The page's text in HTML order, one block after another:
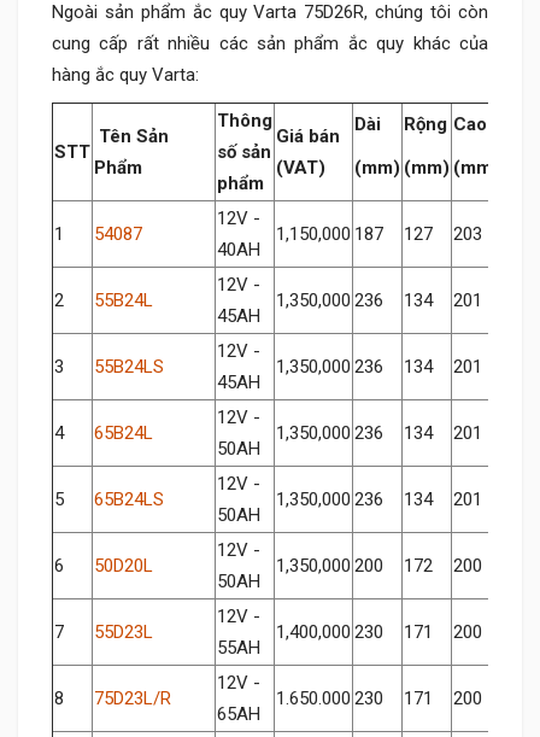
Ngoài sản phẩm ắc quy Varta 75D26R, chúng tôi còn
cung cấp rất nhiều các sản phẩm ắc quy khác của
hàng ắc quy Varta:
STT
Tên Sản
Phẩm
Thông
số sản
phẩm
Giá bán
(VAT)
Dài
(mm)
Rộng
(mm)
Cao
(mm)
1 54087
12V -
40AH
1,150,000 187 127 203
2 55B24L
12V -
45AH
1,350,000 236 134 201
3 55B24LS
12V -
45AH
1,350,000 236 134 201
4 65B24L
12V -
50AH
1,350,000 236 134 201
5 65B24LS
12V -
50AH
1,350,000 236 134 201
6 50D20L
12V -
50AH
1,350,000 200 172 200
7 55D23L
12V -
55AH
1,400,000 230 171 200
8 75D23L/R
12V -
65AH
1.650.000 230 171 200